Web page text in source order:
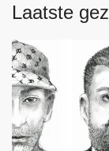
Laatste